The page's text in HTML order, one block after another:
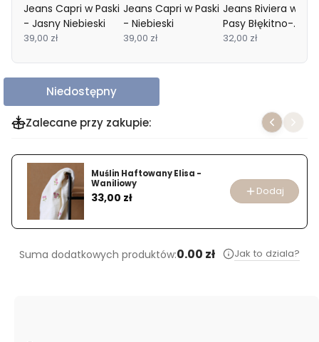
Jeans Capri w Paski
- Jasny Niebieski
39,00 zł
Jeans Capri w Paski
- Niebieski
39,00 zł
Jeans Riviera w
Pasy Błękitno-
Różowe
32,00 zł
Niedostępny
Zalecane przy zakupie:
Muślin Haftowany Elisa -
Waniliowy
Cena
33,00 zł Dodaj
Suma dodatkowych produktów:0.00 zł Jak to dziala?